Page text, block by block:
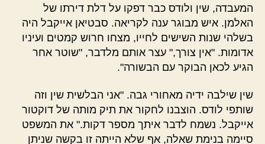
המעבדה, שין ולודס כבר דפקו על דלת דירתו של
האלמן. איש מבוגר ענה לקריאה. סבטיאן אייקבל היה
בשלהי שנות השישים לחייו, מצחו חרוש קמטים ועיניו
אדומות. "אין צורך," עצר אותם מלדבר, "שוטר אחר
הגיע לכאן הבוקר עם הבשורה".
שין שילבה ידיה מאחורי גבה. "אני הבלשית שין וזה
שותפי לודס. הוצבנו לחקור את תיק מותה של דוקטור
אייקבל. נשמח לדבר איתך מספר דקות." את המשפט
סיימה בנימת שאלה, אף שלא הייתה זו בקשה שניתן